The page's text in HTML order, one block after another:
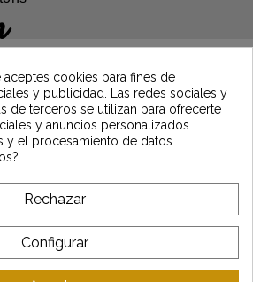
y manténgase informado de
de Vintage Motors
à notre newsletter, vous reconnaissez avoir pris
DE VINTAGE
AL CLIENTE
aceptes cookies para fines de
y publicidad. Las redes sociales y
de terceros se utilizan para ofrecerte
y anuncios personalizados.
y el procesamiento de datos
Rechazar
Configurar